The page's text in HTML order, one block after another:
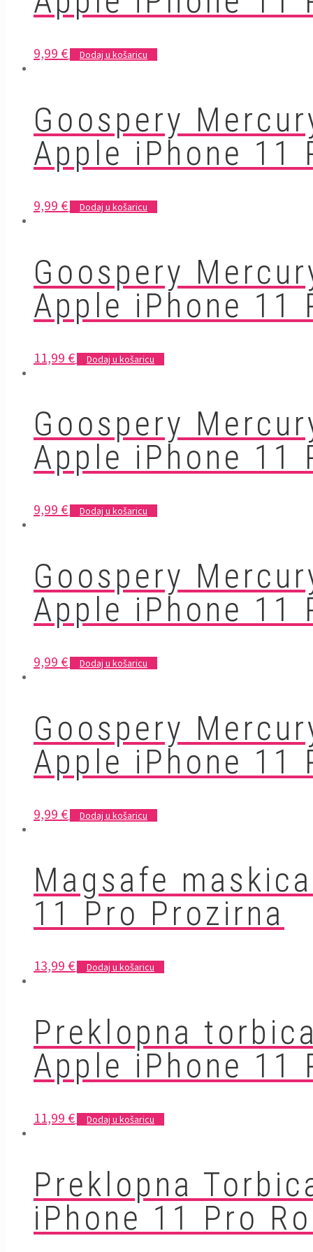
9,99 € Dodaj u košaricu
Goospery
Apple iPhone 11
9,99 € Dodaj u košaricu
Goospery
Apple iPhone 11
11,99 € Dodaj u košaricu
Goospery
Apple iPhone 11
9,99 € Dodaj u košaricu
Goospery
Apple iPhone 11
9,99 € Dodaj u košaricu
Goospery
Apple iPhone 11
9,99 € Dodaj u košaricu
Magsafe
11 Pro Prozirna
13,99 € Dodaj u košaricu
Preklopna
Apple iPhone 11
11,99 € Dodaj u košaricu
Preklopna
iPhone 11 Pro